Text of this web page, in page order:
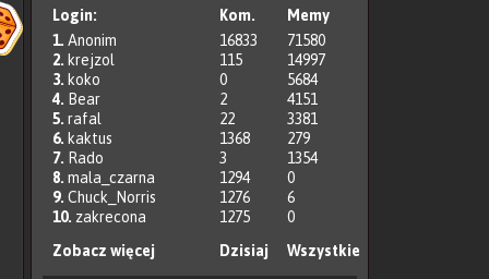
Login: Kom.
Memy
1. Anonim 16833
71580
2. krejzol 115
14997
3. koko 0
5684
4. Bear 2
4151
5. rafal 22
3381
6. kaktus 1368
279
7. Rado 3
1354
8. mala_czarna 1294
0
9. Chuck_Norris 1276
6
10. zakrecona 1275
0
Zobacz więcej
Dzisiaj Wszystkie